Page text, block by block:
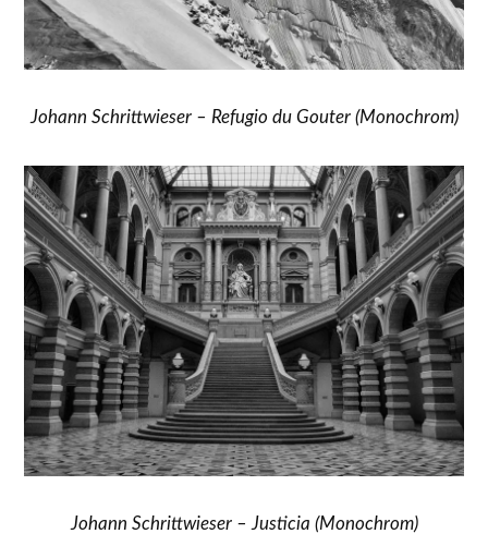
Johann Schrittwieser – Refugio du Gouter (Monochrom)
Johann Schrittwieser – Justicia (Monochrom)